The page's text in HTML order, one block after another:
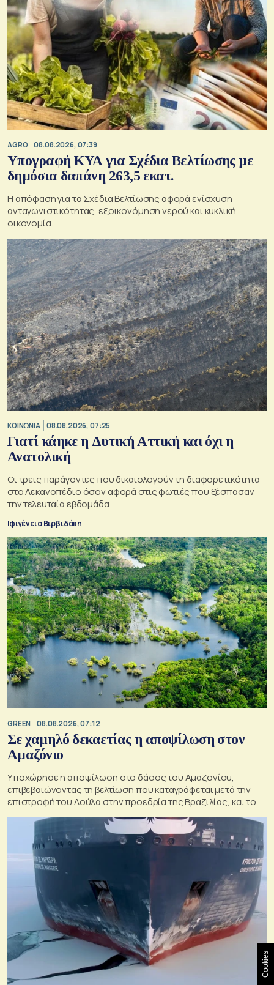
AGRO 08.08.2026, 07:39
Υπογραφή ΚΥΑ για Σχέδια Βελτίωσης με
δημόσια δαπάνη 263,5 εκατ.
Η απόφαση για τα Σχέδια Βελτίωσης αφορά ενίσχυση
ανταγωνιστικότητας, εξοικονόμηση νερού και κυκλική
οικονομία.
ΚΟΙΝΩΝΙΑ 08.08.2026, 07:25
Γιατί κάηκε η Δυτική Αττική και όχι η
Ανατολική
Oι τρεις παράγοντες που δικαιολογούν τη διαφορετικότητα
στο Λεκανοπέδιο όσον αφορά στις φωτιές που ξέσπασαν
την τελευταία εβδομάδα
Ιφιγένεια Βιρβιδάκη
GREEN 08.08.2026, 07:12
Σε χαμηλό δεκαετίας η αποψίλωση στον
Αμαζόνιο
Υποχώρησε η αποψίλωση στο δάσος του Αμαζονίου,
επιβεβαιώνοντας τη βελτίωση που καταγράφεται μετά την
επιστροφή του Λούλα στην προεδρία της Βραζιλίας, και του
Cookies